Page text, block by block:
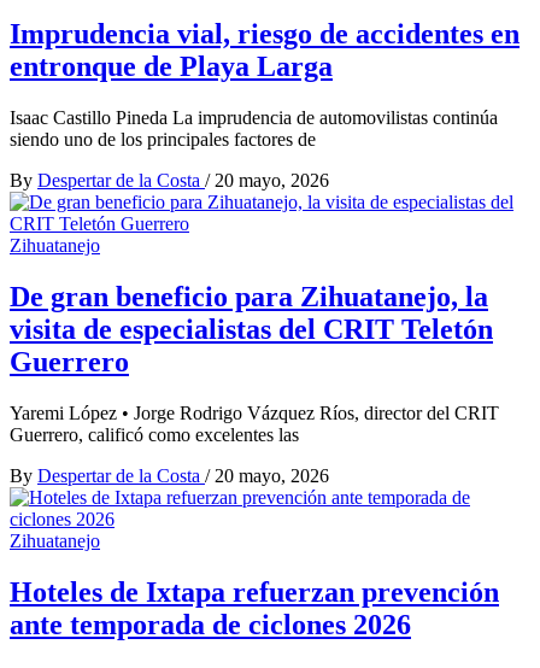
Imprudencia vial, riesgo de accidentes en
entronque de Playa Larga
Isaac Castillo Pineda La imprudencia de automovilistas continúa
siendo uno de los principales factores de
By Despertar de la Costa / 20 mayo, 2026
Zihuatanejo
De gran beneficio para Zihuatanejo, la
visita de especialistas del CRIT Teletón
Guerrero
Yaremi López • Jorge Rodrigo Vázquez Ríos, director del CRIT
Guerrero, calificó como excelentes las
By Despertar de la Costa / 20 mayo, 2026
Zihuatanejo
Hoteles de Ixtapa refuerzan prevención
ante temporada de ciclones 2026